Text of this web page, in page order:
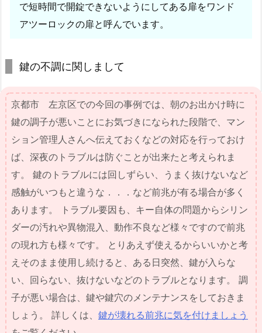
で短時間で開錠できないようにしてある扉をワンド
アツーロックの扉と呼んでいます。
鍵の不調に関しまして
京都市 左京区での今回の事例では、朝のお出かけ時に
鍵の調子が悪いことにお気づきになられた段階で、マン
ション管理人さんへ伝えておくなどの対応を行っておけ
ば、深夜のトラブルは防ぐことが出来たと考えられま
す。 鍵のトラブルには回しずらい、うまく抜けないなど
感触がいつもと違うな．．．など前兆が有る場合が多く
あります。 トラブル要因も、キー自体の問題からシリン
ダーの汚れや異物混入、動作不良など様々ですので前兆
の現れ方も様々です。 とりあえず使えるからいいかと考
えそのまま使用し続けると、ある日突然、鍵が入らな
い、回らない、抜けないなどのトラブルとなります。 調
子が悪い場合は、鍵や鍵穴のメンテナンスをしておきま
しょう。 詳しくは、 鍵が壊れる前兆に気を付けましょう